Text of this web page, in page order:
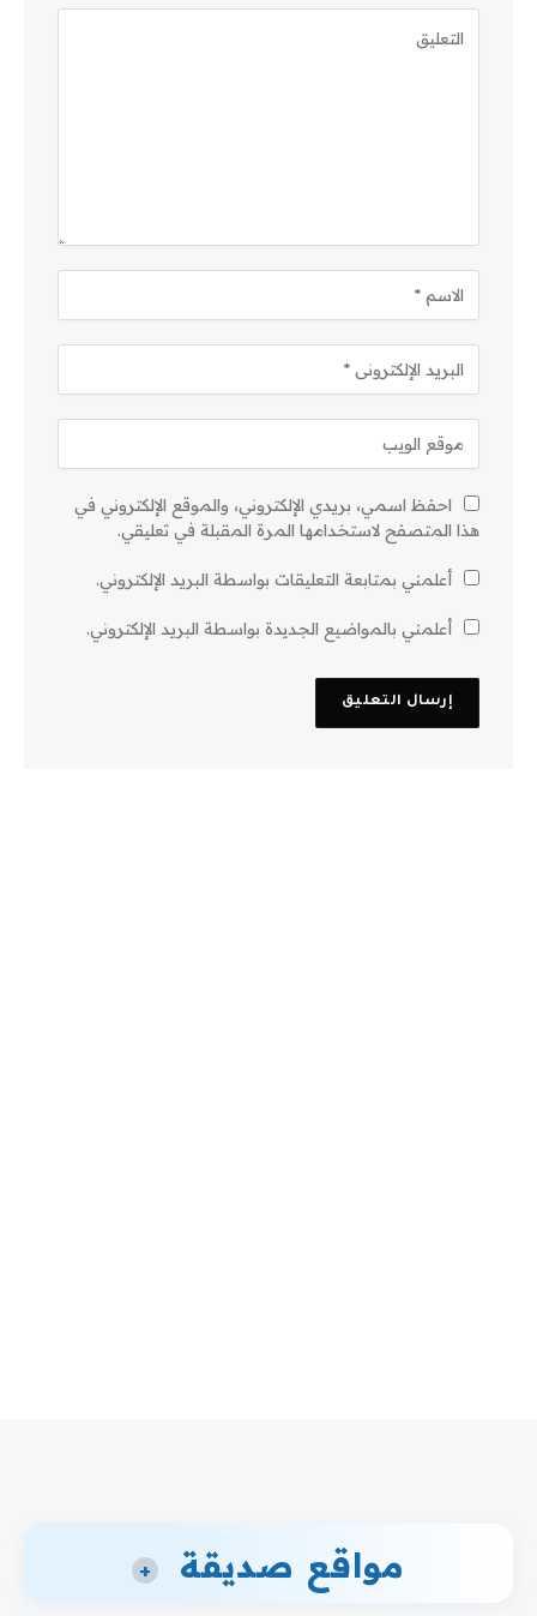
احفظ اسمي، بريدي الإلكتروني، والموقع الإلكتروني في
هذا المتصفح لاستخدامها المرة المقبلة في تعليقي.
أعلمني بمتابعة التعليقات بواسطة البريد الإلكتروني.
أعلمني بالمواضيع الجديدة بواسطة البريد الإلكتروني.
مواقع صديقة +